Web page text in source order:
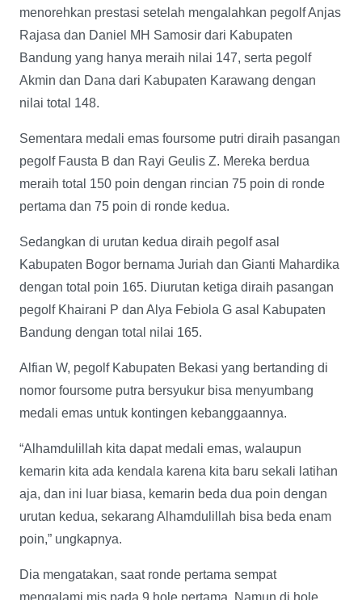
menorehkan prestasi setelah mengalahkan pegolf Anjas
Rajasa dan Daniel MH Samosir dari Kabupaten
Bandung yang hanya meraih nilai 147, serta pegolf
Akmin dan Dana dari Kabupaten Karawang dengan
nilai total 148.
Sementara medali emas foursome putri diraih pasangan
pegolf Fausta B dan Rayi Geulis Z. Mereka berdua
meraih total 150 poin dengan rincian 75 poin di ronde
pertama dan 75 poin di ronde kedua.
Sedangkan di urutan kedua diraih pegolf asal
Kabupaten Bogor bernama Juriah dan Gianti Mahardika
dengan total poin 165. Diurutan ketiga diraih pasangan
pegolf Khairani P dan Alya Febiola G asal Kabupaten
Bandung dengan total nilai 165.
Alfian W, pegolf Kabupaten Bekasi yang bertanding di
nomor foursome putra bersyukur bisa menyumbang
medali emas untuk kontingen kebanggaannya.
“Alhamdulillah kita dapat medali emas, walaupun
kemarin kita ada kendala karena kita baru sekali latihan
aja, dan ini luar biasa, kemarin beda dua poin dengan
urutan kedua, sekarang Alhamdulillah bisa beda enam
poin,” ungkapnya.
Dia mengatakan, saat ronde pertama sempat